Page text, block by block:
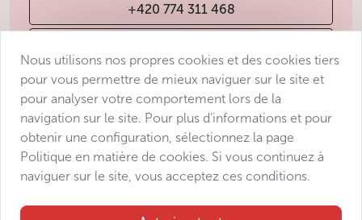
+420 774 311 468
Conditions de vente
Protection des données
Déclaration d’accessibilité
Manage consent
Nous utilisons nos propres cookies et des cookies tiers
pour vous permettre de mieux naviguer sur le site et
pour analyser votre comportement lors de la
navigation sur le site. Pour plus d’informations et pour
obtenir une configuration, sélectionnez la page
Politique en matière de cookies. Si vous continuez à
naviguer sur le site, vous acceptez ces conditions.